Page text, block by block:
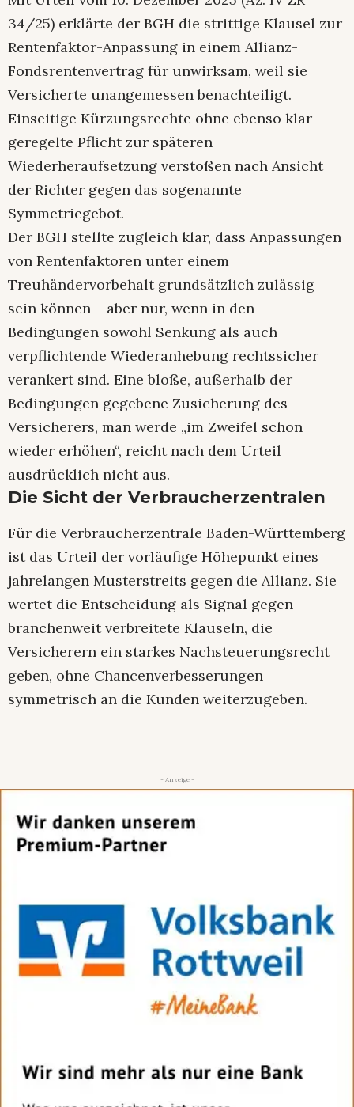
34/25) erklärte der BGH die strittige Klausel zur
Rentenfaktor-Anpassung in einem Allianz-
Fondsrentenvertrag für unwirksam, weil sie
Versicherte unangemessen benachteiligt.
Einseitige Kürzungsrechte ohne ebenso klar
geregelte Pflicht zur späteren
Wiederheraufsetzung verstoßen nach Ansicht
der Richter gegen das sogenannte
Symmetriegebot.
Der BGH stellte zugleich klar, dass Anpassungen
von Rentenfaktoren unter einem
Treuhändervorbehalt grundsätzlich zulässig
sein können – aber nur, wenn in den
Bedingungen sowohl Senkung als auch
verpflichtende Wiederanhebung rechtssicher
verankert sind. Eine bloße, außerhalb der
Bedingungen gegebene Zusicherung des
Versicherers, man werde „im Zweifel schon
wieder erhöhen“, reicht nach dem Urteil
ausdrücklich nicht aus.
Die Sicht der Verbraucherzentralen
Für die Verbraucherzentrale Baden-Württemberg
ist das Urteil der vorläufige Höhepunkt eines
jahrelangen Musterstreits gegen die Allianz. Sie
wertet die Entscheidung als Signal gegen
branchenweit verbreitete Klauseln, die
Versicherern ein starkes Nachsteuerungsrecht
geben, ohne Chancenverbesserungen
symmetrisch an die Kunden weiterzugeben.
- Anzeige -